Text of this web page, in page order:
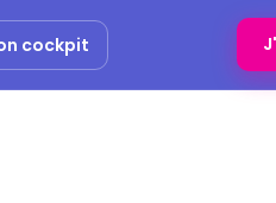
cockpit